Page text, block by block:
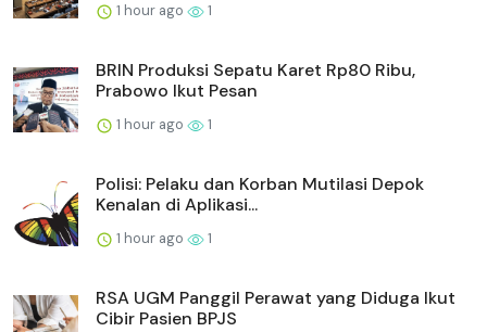
1 hour ago 1
BRIN Produksi Sepatu Karet Rp80 Ribu,
Prabowo Ikut Pesan
1 hour ago 1
Polisi: Pelaku dan Korban Mutilasi Depok
Kenalan di Aplikasi...
1 hour ago 1
RSA UGM Panggil Perawat yang Diduga Ikut
Cibir Pasien BPJS